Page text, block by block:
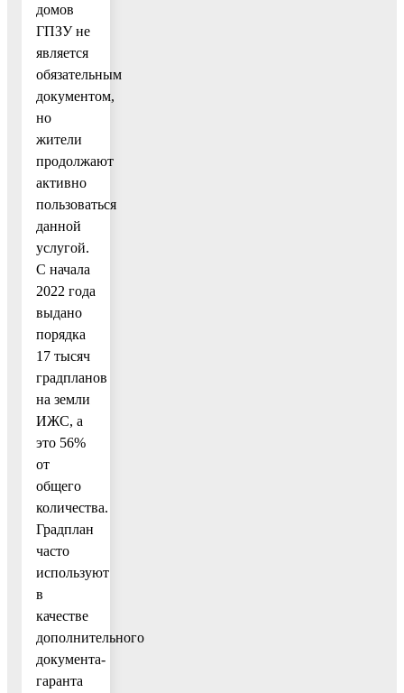
домов
ГПЗУ не
является
обязательным
документом,
но
жители
продолжают
активно
пользоваться
данной
услугой.
С начала
2022 года
выдано
порядка
17 тысяч
градпланов
на земли
ИЖС, а
это 56%
от
общего
количества.
Градплан
часто
используют
в
качестве
дополнительного
документа-
гаранта